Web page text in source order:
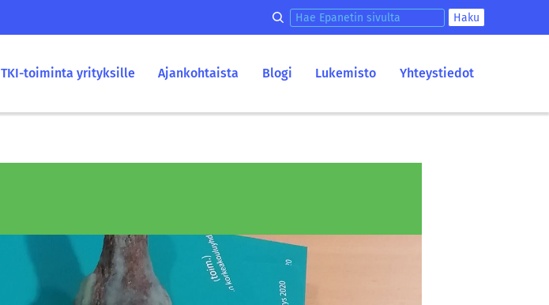
Hae epanetin sivulta Haku
TKI-toiminta yrityksille Ajankohtaista Blogi Lukemisto Yhteystiedot